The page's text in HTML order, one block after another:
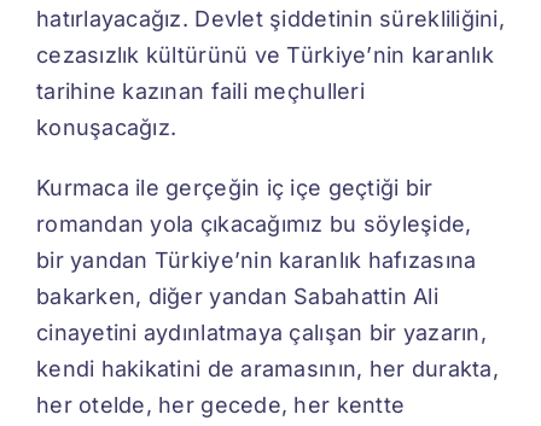
hatırlayacağız. Devlet şiddetinin sürekliliğini,
cezasızlık kültürünü ve Türkiye’nin karanlık
tarihine kazınan faili meçhulleri
konuşacağız.
Kurmaca ile gerçeğin iç içe geçtiği bir
romandan yola çıkacağımız bu söyleşide,
bir yandan Türkiye’nin karanlık hafızasına
bakarken, diğer yandan Sabahattin Ali
cinayetini aydınlatmaya çalışan bir yazarın,
kendi hakikatini de aramasının, her durakta,
her otelde, her gecede, her kentte